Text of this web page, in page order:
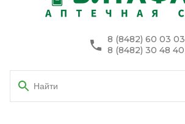
8 (8482) 60 03 03
8 (8482) 30 48 40